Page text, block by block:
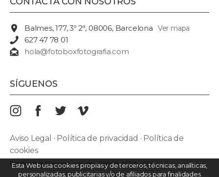
Balmes, 177, 3º 2ª, 08006, Barcelona Ver mapa
627 47 78 01
hola@fotoboxfotografia.com
SÍGUENOS
Aviso Legal · Política de privacidad · Política de
cookies
Diseño Web: Buscaprat·aColor Validar:HTML·CSS
Esta Web usa cookies propias y de terceros, técnicas, analíticas,
personalizadas, publicitarias y/o de afiliados para finalidades